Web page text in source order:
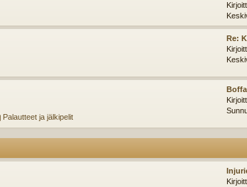
Re:
Palautteet ja jälkipelit